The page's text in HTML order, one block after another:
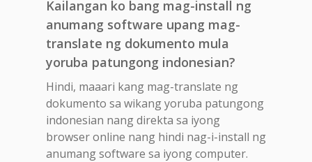
Kailangan ko bang mag-install ng
anumang software upang mag-
translate ng dokumento mula
yoruba patungong indonesian?
Hindi, maaari kang mag-translate ng
dokumento sa wikang yoruba patungong
indonesian nang direkta sa iyong
browser online nang hindi nag-i-install ng
anumang software sa iyong computer.